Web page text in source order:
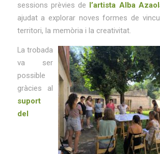
sessions prèvies de l’artista Alba
ajudat a explorar noves formes de
territori, la memòria i la creativitat.
La trobada
va ser
possible
gràcies al
suport
del